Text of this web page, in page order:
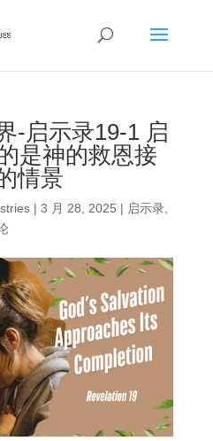
-启示录19-1 启
是神的救恩接
情景
| 3 月 28, 2025 | 启示录,